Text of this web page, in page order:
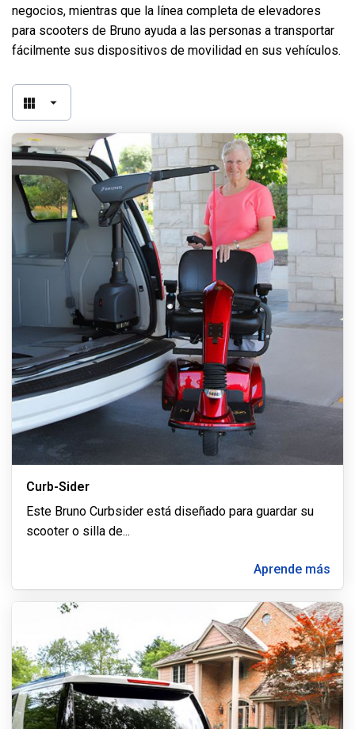
negocios, mientras que la línea completa de elevadores
para scooters de Bruno ayuda a las personas a transportar
fácilmente sus dispositivos de movilidad en sus vehículos.
Curb-Sider
Este Bruno Curbsider está diseñado para guardar su
scooter o silla de...
Aprende más